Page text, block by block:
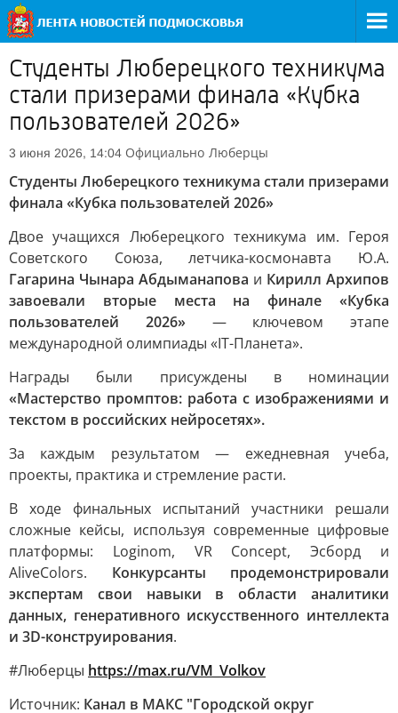
Студенты Люберецкого техникума
стали призерами финала «Кубка
пользователей 2026»
3 июня 2026, 14:04 Официально Люберцы
Студенты Люберецкого техникума стали призерами
финала «Кубка пользователей 2026»
Двое учащихся Люберецкого техникума им. Героя
Советского Союза, летчика-космонавта Ю.А.
Гагарина Чынара Абдыманапова и Кирилл Архипов
завоевали вторые места на финале «Кубка
пользователей 2026»— ключевом этапе
международной олимпиады «IT-Планета».
Награды были присуждены в номинации
«Мастерство промптов: работа с изображениями и
текстом в российских нейросетях».
За каждым результатом — ежедневная учеба,
проекты, практика и стремление расти.
В ходе финальных испытаний участники решали
сложные кейсы, используя современные цифровые
платформы: Loginom, VR Concept, Эсборд и
AliveColors. Конкурсанты продемонстрировали
экспертам свои навыки в области аналитики
данных, генеративного искусственного интеллекта
и 3D-конструирования.
#Люберцы https://max.ru/VM_Volkov
Источник: Канал в МАКС "Городской округ